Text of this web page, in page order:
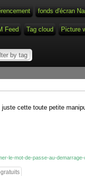
fonds d'écran
Feed Tag cloud Picture
cette toute petite
le-mot-de-passe-au-demarrage-